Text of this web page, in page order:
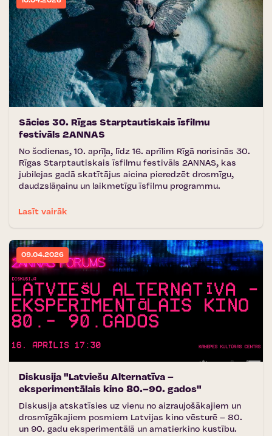
Sācies 30. Rīgas Starptautiskais īsfilmu
festivāls 2ANNAS
No šodienas, 10. aprīļa, līdz 16. aprīlim Rīgā norisinās 30.
Rīgas Starptautiskais īsfilmu festivāls 2ANNAS, kas
jubilejas gadā skatītājus aicina pieredzēt drosmīgu,
daudzslāņainu un laikmetīgu īsfilmu programmu.
Lasīt vairāk
09.04.2026
Diskusija "Latviešu Alternatīva –
eksperimentālais kino 80.–90. gados"
Diskusija atskatīsies uz vienu no aizraujošākajiem un
drosmīgākajiem posmiem Latvijas kino vēsturē – 80.
un 90. gadu eksperimentālā un amatierkino kustību.